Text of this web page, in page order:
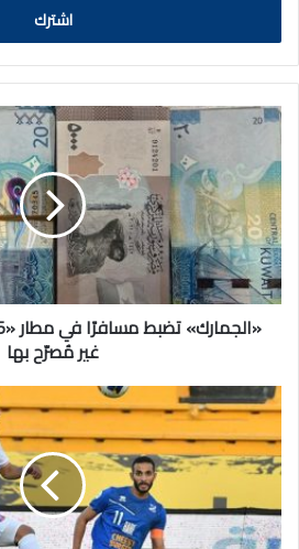
«الجمارك»
مسافرًا
في
مطار
«T5»
بحوزته
مبالغ
مالية
غير مُصرّح بها
«الكويت»
يفوز
على
«التضامن»
-
1»